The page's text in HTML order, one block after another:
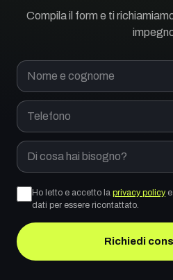
Compila il form e ti
Nome e cognome
Telefono
Di cosa hai bisogno?
Richiedi
Ho letto e accetto la privacy policy
dati per essere ricontattato.